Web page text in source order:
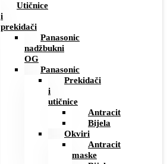
Utičnice
i
prekidači
Panasonic
nadžbukni
OG
Panasonic
Prekidači
i
utičnice
Antracit
Bijela
Okviri
Antracit
maske